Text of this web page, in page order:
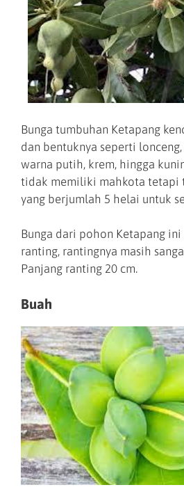
Bunga tumbuhan Ketapang
dan bentuknya seperti
warna putih, krem, hingga
tidak memiliki mahkota tetapi
yang berjumlah 5 helai untuk
Bunga dari pohon Ketapang
ranting, rantingnya masih
Panjang ranting 20 cm.
Buah